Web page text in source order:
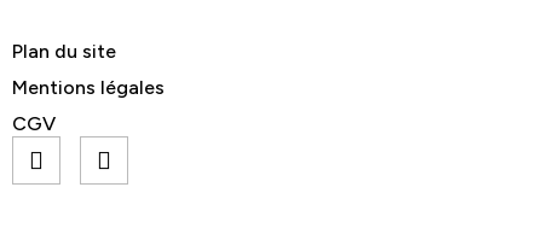
Plan du site
Mentions légales
CGV